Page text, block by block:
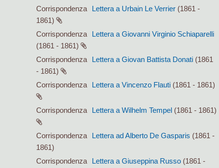
Corrispondenza
Lettera a Urbain Le Verrier (1861 -
1861)
Corrispondenza
Lettera a Giovanni Virginio Schiaparelli
(1861 - 1861)
Corrispondenza
Lettera a Giovan Battista Donati (1861
- 1861)
Corrispondenza
Lettera a Vincenzo Flauti (1861 - 1861)
Corrispondenza Lettera a Wilhelm Tempel (1861 - 1861)
Corrispondenza Lettera ad Alberto De Gasparis (1861 -
1861)
Corrispondenza
Lettera a Giuseppina Russo (1861 -